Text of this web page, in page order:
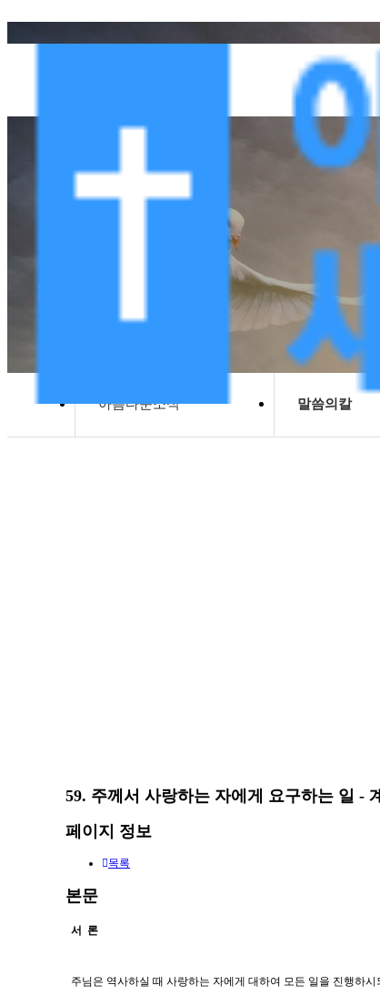
아름다운소식 말씀의칼
59. 주께
페이지 정보
목록
본문
서 론
주님은 역사하실 때 사랑하는 자에게 대하여 모든 일을 진행하